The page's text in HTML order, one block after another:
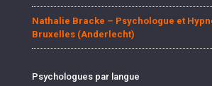
Nathalie Bracke – Psychologue et
Bruxelles (Anderlecht)
Psychologues par langue